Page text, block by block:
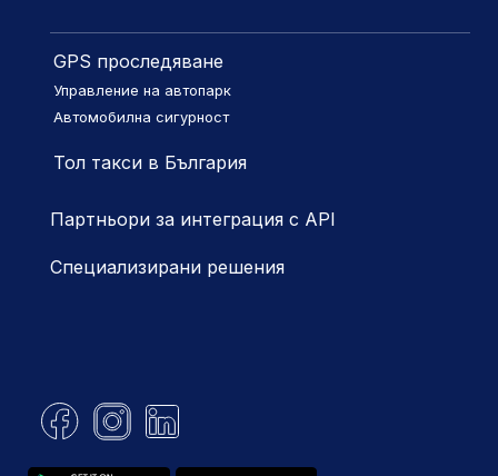
GPS проследяване
Управление на автопарк
Автомобилна сигурност
Тол такси в България
Партньори за интеграция с API
Специализирани решения